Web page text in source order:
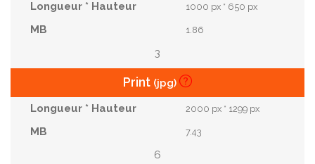
1000 px * 650 px
1.86
3
Print (jpg)
2000 px * 1299 px
7.43
6